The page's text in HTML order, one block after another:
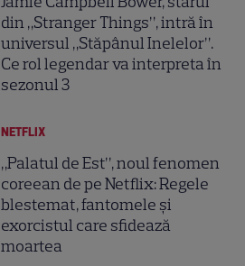
din „Stranger Things”, intră în
universul „Stăpânul Inelelor”.
Ce rol legendar va interpreta în
sezonul 3
NETFLIX
„Palatul de Est”, noul fenomen
coreean de pe Netflix: Regele
blestemat, fantomele și
exorcistul care sfidează
moartea